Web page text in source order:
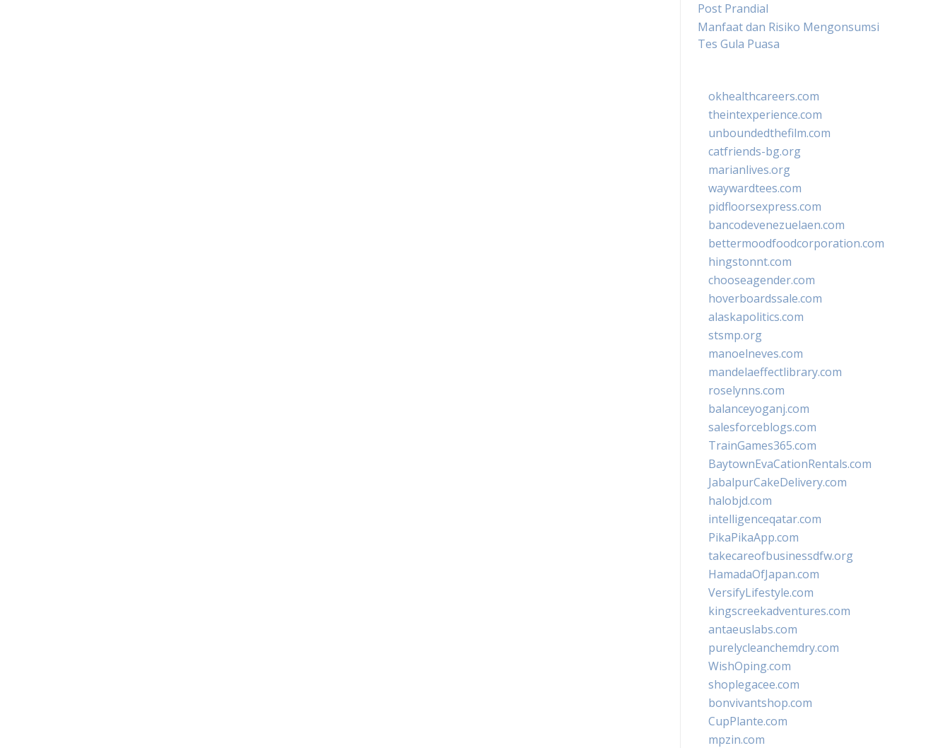
Post Prandial
Manfaat dan Risiko Mengonsumsi
Tes Gula Puasa
okhealthcareers.com
theintexperience.com
unboundedthefilm.com
catfriends-bg.org
marianlives.org
waywardtees.com
pidfloorsexpress.com
bancodevenezuelaen.com
bettermoodfoodcorporation.com
hingstonnt.com
chooseagender.com
hoverboardssale.com
alaskapolitics.com
stsmp.org
manoelneves.com
mandelaeffectlibrary.com
roselynns.com
balanceyoganj.com
salesforceblogs.com
TrainGames365.com
BaytownEvaCationRentals.com
JabalpurCakeDelivery.com
halobjd.com
intelligenceqatar.com
PikaPikaApp.com
takecareofbusinessdfw.org
HamadaOfJapan.com
VersifyLifestyle.com
kingscreekadventures.com
antaeuslabs.com
purelycleanchemdry.com
WishOping.com
shoplegacee.com
bonvivantshop.com
CupPlante.com
mpzin.com